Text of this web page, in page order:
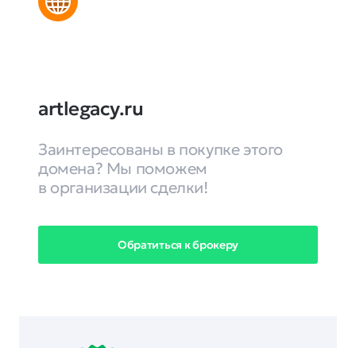
artlegacy.ru
Заинтересованы в покупке этого
домена? Мы поможем
в организации сделки!
Обратиться к брокеру